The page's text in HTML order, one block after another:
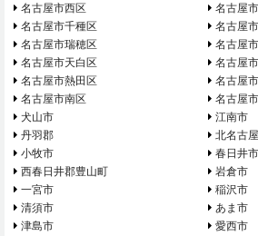
名古屋市西区
名古屋
名古屋市千種区
名古屋
名古屋市瑞穂区
名古屋
名古屋市天白区
名古屋
名古屋市熱田区
名古屋
名古屋市南区
名古屋
犬山市
江南市
丹羽郡
北名古
小牧市
春日井市
西春日井郡豊山町
岩倉市
一宮市
稲沢市
清須市
あま市
津島市
愛西市